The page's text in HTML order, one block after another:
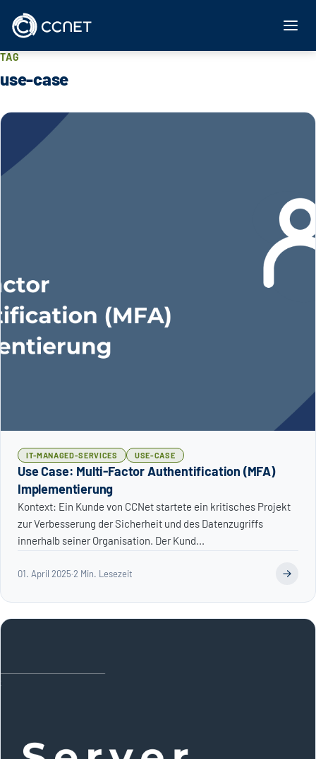
TAG
use-case
IT-MANAGED-SERVICES USE-CASE
Use Case: Multi-Factor Authentification (MFA)
Implementierung
Kontext: Ein Kunde von CCNet startete ein kritisches Projekt
zur Verbesserung der Sicherheit und des Datenzugriffs
innerhalb seiner Organisation. Der Kund...
01. April 2025·2 Min. Lesezeit